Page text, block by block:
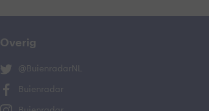
Overig
@BuienradarNL
Buienradar